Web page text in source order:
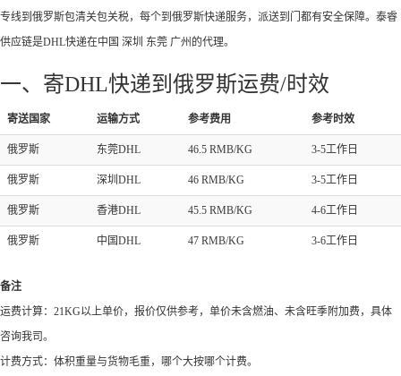
专线到俄罗斯包清关包关税，每个到俄罗斯快递服务，派送到门都有安全保障。泰睿
供应链是DHL快递在中国 深圳 东莞 广州的代理。
一、寄DHL快递到俄罗斯运费/时效
寄送国家 运输方式 参考费用 参考时效
俄罗斯 东莞DHL 46.5 RMB/KG 3-5工作日
俄罗斯 深圳DHL 46 RMB/KG 3-5工作日
俄罗斯 香港DHL 45.5 RMB/KG 4-6工作日
俄罗斯 中国DHL 47 RMB/KG 3-6工作日
备注
运费计算：21KG以上单价，报价仅供参考，单价未含燃油、未含旺季附加费，具体
咨询我司。
计费方式：体积重量与货物毛重，哪个大按哪个计费。